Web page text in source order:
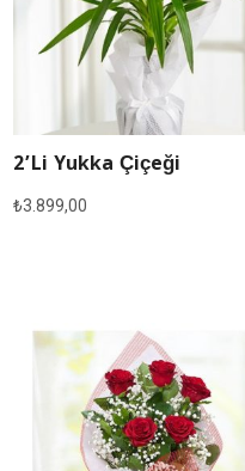
2’li Yukka Çiçeği
₺3.899,00